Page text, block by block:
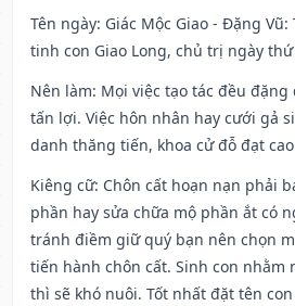
Tên ngày: Giác Mộc Giao - Đặng Vũ:
tinh con Giao Long, chủ trị ngày thứ
Nên làm: Mọi việc tạo tác đều
tấn lợi. Việc hôn nhân hay cưới gả
danh thăng tiến, khoa cử đỗ đạt
Kiêng cữ: Chôn cất hoạn nạn phải
phần hay sửa chữa mộ phần ắt có
tránh điềm giữ quý bạn nên chọn
tiến hành chôn cất. Sinh con nhằm
thì sẽ khó nuôi. Tốt nhất đặt tên